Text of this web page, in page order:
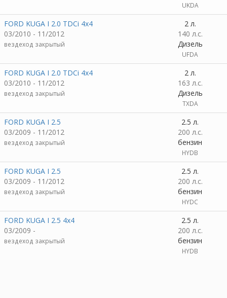
UKDA
FORD KUGA I 2.0 TDCi 4x4
03/2010 - 11/2012
вездеход закрытый
2 л.
140 л.с.
Дизель
UFDA
FORD KUGA I 2.0 TDCi 4x4
03/2010 - 11/2012
вездеход закрытый
2 л.
163 л.с.
Дизель
TXDA
FORD KUGA I 2.5
03/2009 - 11/2012
вездеход закрытый
2.5 л.
200 л.с.
бензин
HYDB
FORD KUGA I 2.5
03/2009 - 11/2012
вездеход закрытый
2.5 л.
200 л.с.
бензин
HYDC
FORD KUGA I 2.5 4x4
03/2009 -
вездеход закрытый
2.5 л.
200 л.с.
бензин
HYDB